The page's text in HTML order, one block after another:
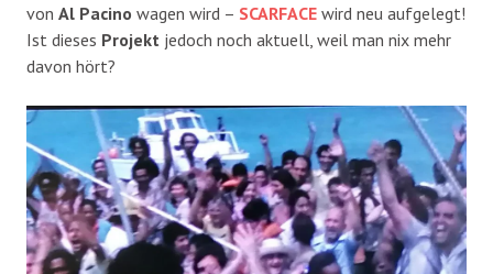
von Al Pacino wagen wird – SCARFACE wird neu aufgelegt!
Ist dieses Projekt jedoch noch aktuell, weil man nix mehr
davon hört?